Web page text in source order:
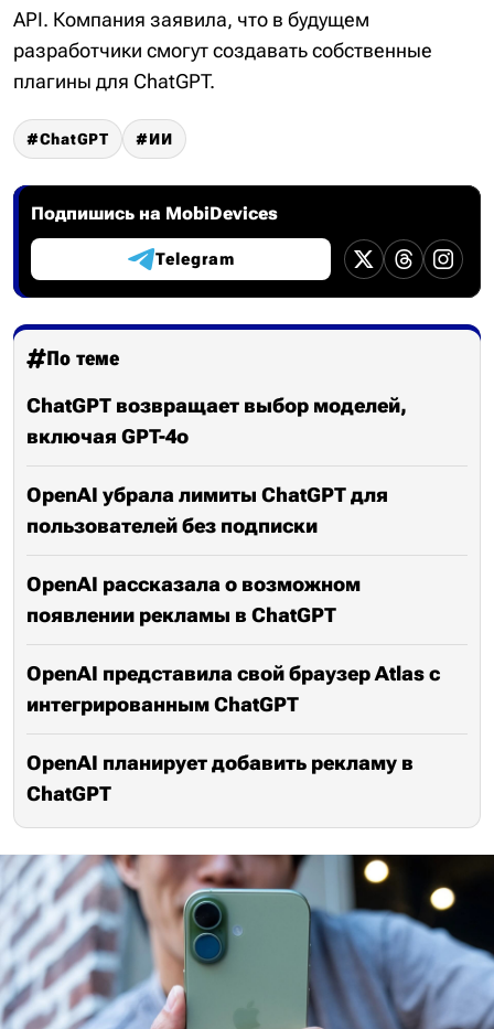
API. Компания заявила, что в будущем
разработчики смогут создавать собственные
плагины для ChatGPT.
ChatGPT ИИ
Подпишись на MobiDevices
Telegram
По теме
ChatGPT возвращает выбор моделей,
включая GPT-4o
OpenAI убрала лимиты ChatGPT для
пользователей без подписки
OpenAI рассказала о возможном
появлении рекламы в ChatGPT
OpenAI представила свой браузер Atlas с
интегрированным ChatGPT
OpenAI планирует добавить рекламу в
ChatGPT